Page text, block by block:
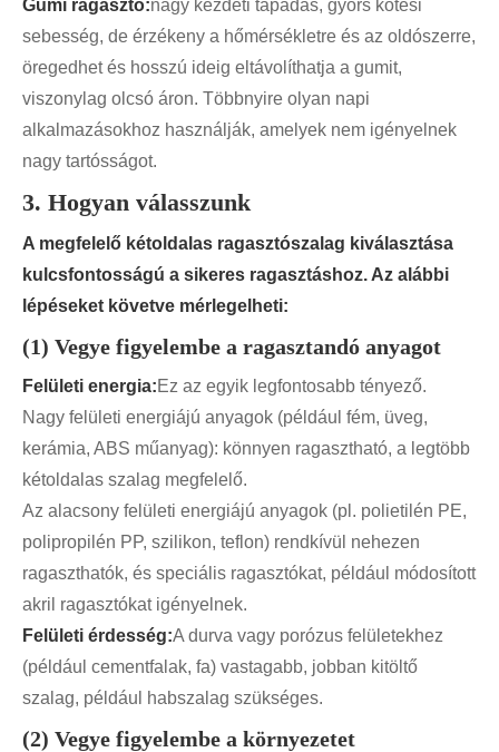
Gumi ragasztó:nagy kezdeti tapadás, gyors kötési
sebesség, de érzékeny a hőmérsékletre és az oldószerre,
öregedhet és hosszú ideig eltávolíthatja a gumit,
viszonylag olcsó áron. Többnyire olyan napi
alkalmazásokhoz használják, amelyek nem igényelnek
nagy tartósságot.
3. Hogyan válasszunk
A megfelelő kétoldalas ragasztószalag kiválasztása
kulcsfontosságú a sikeres ragasztáshoz. Az alábbi
lépéseket követve mérlegelheti:
(1) Vegye figyelembe a ragasztandó anyagot
Felületi energia:Ez az egyik legfontosabb tényező.
Nagy felületi energiájú anyagok (például fém, üveg,
kerámia, ABS műanyag): könnyen ragasztható, a legtöbb
kétoldalas szalag megfelelő.
Az alacsony felületi energiájú anyagok (pl. polietilén PE,
polipropilén PP, szilikon, teflon) rendkívül nehezen
ragaszthatók, és speciális ragasztókat, például módosított
akril ragasztókat igényelnek.
Felületi érdesség:A durva vagy porózus felületekhez
(például cementfalak, fa) vastagabb, jobban kitöltő
szalag, például habszalag szükséges.
(2) Vegye figyelembe a környezetet